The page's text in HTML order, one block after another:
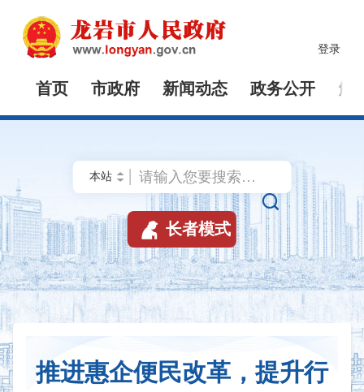
登录
首页 市政府 新闻动态 政务公开 解

 长者模式
推进惠企便民改革，提升行